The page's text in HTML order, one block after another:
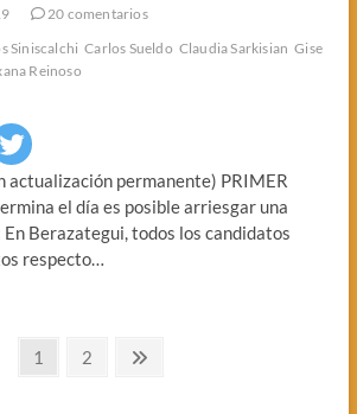
20 comentarios
Siniscalchi Carlos Sueldo Claudia Sarkisian Gise
Reinoso
actualización permanente) PRIMER
el día es posible arriesgar una
Berazategui, todos los candidatos
respecto…
Página
1 Página
2